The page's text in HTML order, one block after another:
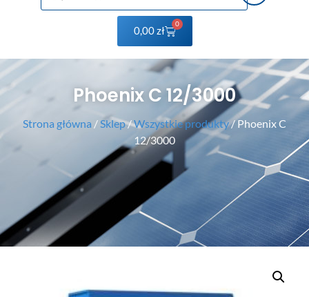
0,00zł
0
Phoenix C 12/3000
Strona główna / Sklep/Wszystkie produkty/ Phoenix C
12/3000